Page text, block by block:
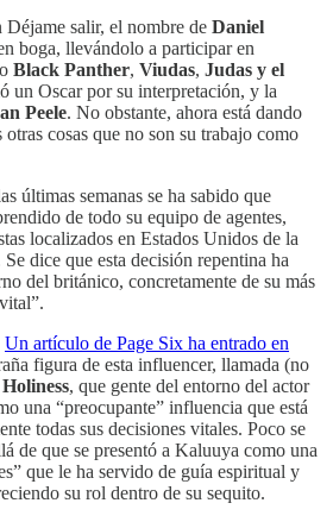
Déjame salir, el nombre de Daniel
boga, llevándolo a participar en
Black Panther, Viudas, Judas y el
un Oscar por su interpretación, y la
Peele. No obstante, ahora está dando
cosas que no son su trabajo como
últimas semanas se ha sabido que
de todo su equipo de agentes,
localizados en Estados Unidos de la
dice que esta decisión repentina ha
del británico, concretamente de su más
Un artículo de Page Six ha entrado en
figura de esta influencer, llamada (no
, que gente del entorno del actor
una “preocupante” influencia que está
todas sus decisiones vitales. Poco se
de que se presentó a Kaluuya como una
que le ha servido de guía espiritual y
su rol dentro de su sequito.